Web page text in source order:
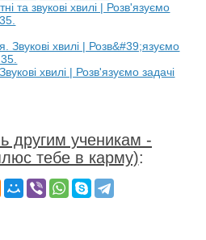
та звукові хвилі | Розв'язуємо
хвилі | Розв'язуємо задачі
другим ученикам -
тебе в карму):